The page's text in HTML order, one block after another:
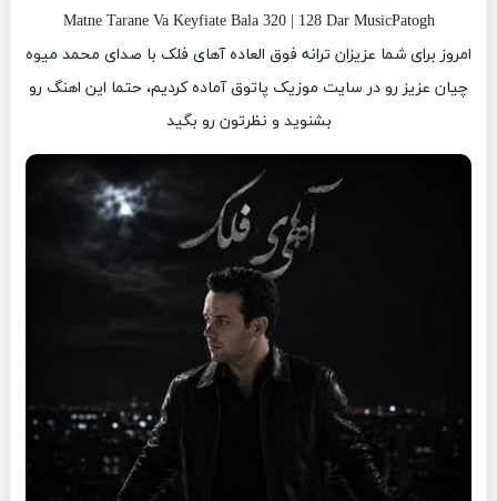
Matne Tarane Va Keyfiate Bala 320 | 128 Dar MusicPatogh
امروز برای شما عزیزان ترانه فوق العاده آهای فلک با صدای محمد میوه
چیان عزیز رو در سایت موزیک پاتوق آماده کردیم، حتما این اهنگ رو
بشنوید و نظرتون رو بگید